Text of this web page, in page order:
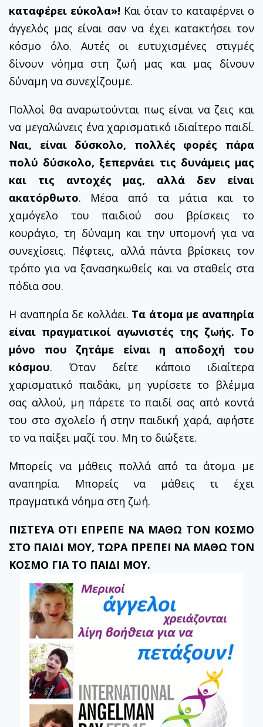
καταφέρει εύκολα»! Και όταν το καταφέρνει ο
άγγελός μας είναι σαν να έχει κατακτήσει τον
κόσμο όλο. Αυτές οι ευτυχισμένες στιγμές
δίνουν νόημα στη ζωή μας και μας δίνουν
δύναμη να συνεχίζουμε.
Πολλοί θα αναρωτούνται πως είναι να ζεις και
να μεγαλώνεις ένα χαρισματικό ιδιαίτερο παιδί.
Ναι, είναι δύσκολο, πολλές φορές πάρα
πολύ δύσκολο, ξεπερνάει τις δυνάμεις μας
και τις αντοχές μας, αλλά δεν είναι
ακατόρθωτο. Μέσα από τα μάτια και το
χαμόγελο του παιδιού σου βρίσκεις το
κουράγιο, τη δύναμη και την υπομονή για να
συνεχίσεις. Πέφτεις, αλλά πάντα βρίσκεις τον
τρόπο για να ξανασηκωθείς και να σταθείς στα
πόδια σου.
Η αναπηρία δε κολλάει. Τα άτομα με αναπηρία
είναι πραγματικοί αγωνιστές της ζωής. Το
μόνο που ζητάμε είναι η αποδοχή του
κόσμου. Όταν δείτε κάποιο ιδιαίτερα
χαρισματικό παιδάκι, μη γυρίσετε το βλέμμα
σας αλλού, μη πάρετε το παιδί σας από κοντά
του στο σχολείο ή στην παιδική χαρά, αφήστε
το να παίξει μαζί του. Μη το διώξετε.
Μπορείς να μάθεις πολλά από τα άτομα με
αναπηρία. Μπορείς να μάθεις τι έχει
πραγματικά νόημα στη ζωή.
ΠΙΣΤΕΥΑ ΟΤΙ ΕΠΡΕΠΕ ΝΑ ΜΑΘΩ ΤΟΝ ΚΟΣΜΟ
ΣΤΟ ΠΑΙΔΙ ΜΟΥ, ΤΩΡΑ ΠΡΕΠΕΙ ΝΑ ΜΑΘΩ ΤΟΝ
ΚΟΣΜΟ ΓΙΑ ΤΟ ΠΑΙΔΙ ΜΟΥ.